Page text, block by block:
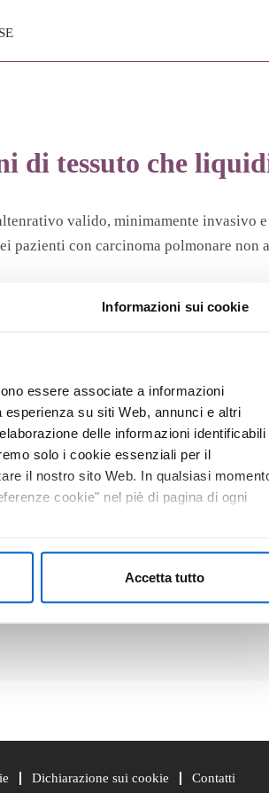
Informazioni sui cookie
essere associate a informazioni
su siti Web, annunci e altri
delle informazioni identificabili
solo i cookie essenziali per il
il nostro sito Web. In qualsiasi
cookie" nel piè di pagina di ogni
Accetta tutto
di tessuto che
valido, minimamente invasivo e
pazienti con carcinoma polmonare non
and can be advantageous when
have high concordance.
liquid biopsy based testing into
Dichiarazione sui cookie Contatti